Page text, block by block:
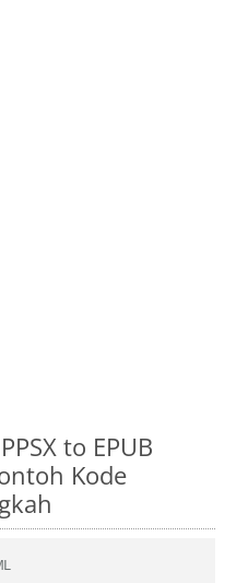
to EPUB
Kode